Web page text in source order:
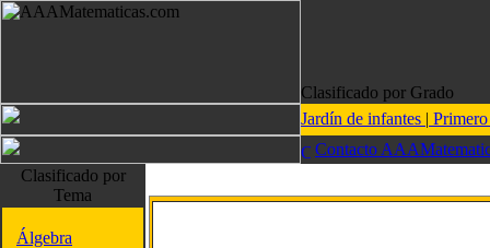
Clasificado por Grado
Jardín de infantes |
Contacto
Clasificado por
Tema
Álgebra